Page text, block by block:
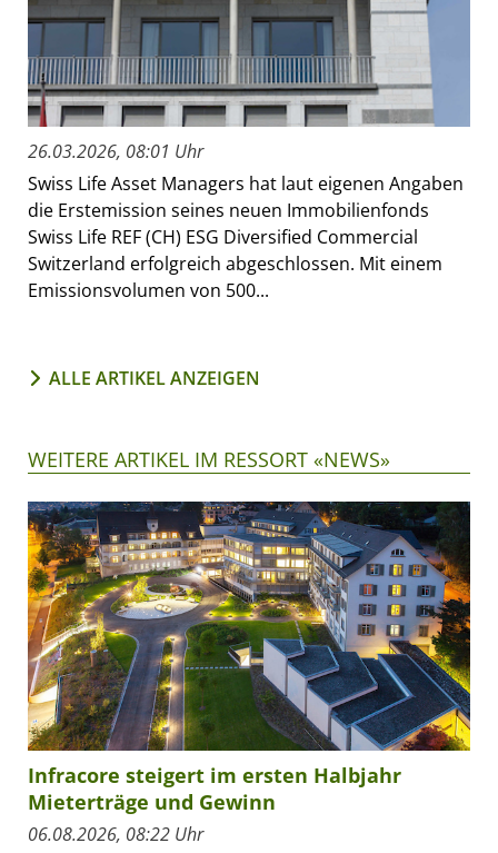
26.03.2026, 08:01 Uhr
Swiss Life Asset Managers hat laut eigenen Angaben
die Erstemission seines neuen Immobilienfonds
Swiss Life REF (CH) ESG Diversified Commercial
Switzerland erfolgreich abgeschlossen. Mit einem
Emissionsvolumen von 500...
ALLE ARTIKEL ANZEIGEN
WEITERE ARTIKEL IM RESSORT «NEWS»
Infracore steigert im ersten Halbjahr
Mieterträge und Gewinn
06.08.2026, 08:22 Uhr